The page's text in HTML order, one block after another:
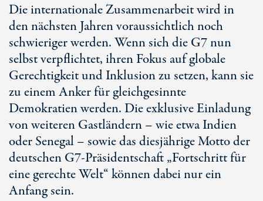
Die internationale Zusammenarbeit wird in
den nächsten Jahren voraussichtlich noch
schwieriger werden. Wenn sich die G7 nun
selbst verpflichtet, ihren Fokus auf globale
Gerechtigkeit und Inklusion zu setzen, kann sie
zu einem Anker für gleichgesinnte
Demokratien werden. Die exklusive Einladung
von weiteren Gastländern – wie etwa Indien
oder Senegal – sowie das diesjährige Motto der
deutschenG7-Präsidentschaft „Fortschritt für
eine gerechte Welt“ können dabei nur ein
Anfang sein.